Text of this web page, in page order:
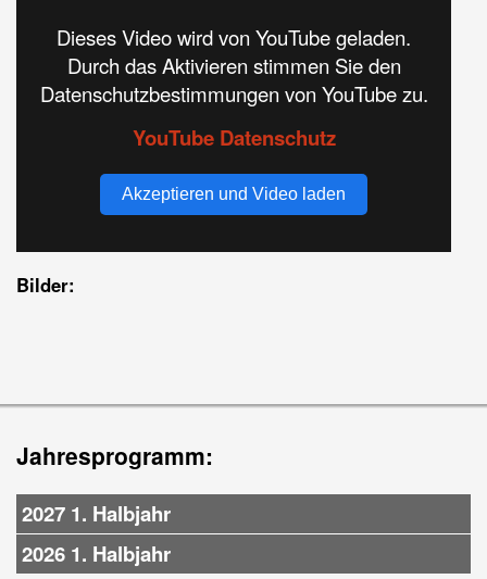
Dieses Video wird von YouTube geladen.
Durch das Aktivieren stimmen Sie den
Datenschutzbestimmungen von YouTube zu.
YouTube Datenschutz
Akzeptieren und Video laden
Bilder:
Jahresprogramm:
2027 1. Halbjahr
2026 1. Halbjahr